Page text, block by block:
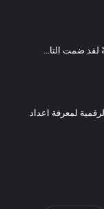
لمعرفة اعداد